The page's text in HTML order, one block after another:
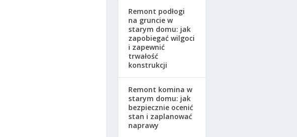
Remont podłogi
na gruncie w
starym domu: jak
zapobiegać wilgoci
i zapewnić
trwałość
konstrukcji
Remont komina w
starym domu: jak
bezpiecznie ocenić
stan i zaplanować
naprawy